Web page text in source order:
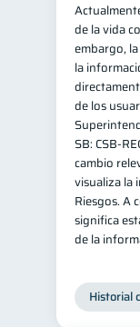
de la vida
embargo,
la
de los
SB: CSB-
cambio
visualiza la
Riesgos. A
significa
de la
Historial